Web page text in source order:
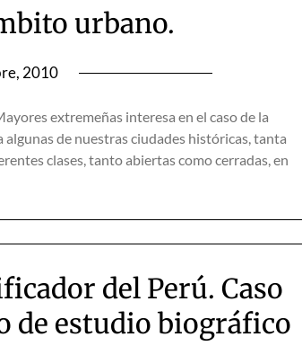
urbano.
2010
extremeñas interesa en el caso de la
de nuestras ciudades históricas, tanta
clases, tanto abiertas como cerra­das, en
del Perú. Caso
de estudio biográfico